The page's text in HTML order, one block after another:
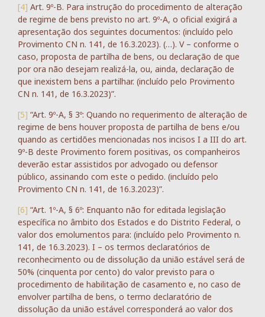
[4] Art. 9º-B. Para instrução do procedimento de alteração
de regime de bens previsto no art. 9º-A, o oficial exigirá a
apresentação dos seguintes documentos: (incluído pelo
Provimento CN n. 141, de 16.3.2023). (…). V – conforme o
caso, proposta de partilha de bens, ou declaração de que
por ora não desejam realizá-la, ou, ainda, declaração de
que inexistem bens a partilhar. (incluído pelo Provimento
CN n. 141, de 16.3.2023)”.
[5] “Art. 9º-A, § 3º: Quando no requerimento de alteração de
regime de bens houver proposta de partilha de bens e/ou
quando as certidões mencionadas nos incisos I a III do art.
9º-B deste Provimento forem positivas, os companheiros
deverão estar assistidos por advogado ou defensor
público, assinando com este o pedido. (incluído pelo
Provimento CN n. 141, de 16.3.2023)”.
[6] “Art. 1º-A, § 6º: Enquanto não for editada legislação
específica no âmbito dos Estados e do Distrito Federal, o
valor dos emolumentos para: (incluído pelo Provimento n.
141, de 16.3.2023). I – os termos declaratórios de
reconhecimento ou de dissolução da união estável será de
50% (cinquenta por cento) do valor previsto para o
procedimento de habilitação de casamento e, no caso de
envolver partilha de bens, o termo declaratório de
dissolução da união estável corresponderá ao valor dos